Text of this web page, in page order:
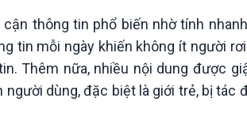
thông tin phổ biến nhờ tính
tin mỗi ngày khiến không ít người
Thêm nữa, nhiều nội dung được
dùng, đặc biệt là giới trẻ, bị tác